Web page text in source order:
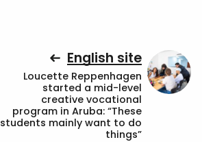
English site
Loucette Reppenhagen
started a mid-level
creative vocational
program in Aruba: “These
students mainly want to do
things”